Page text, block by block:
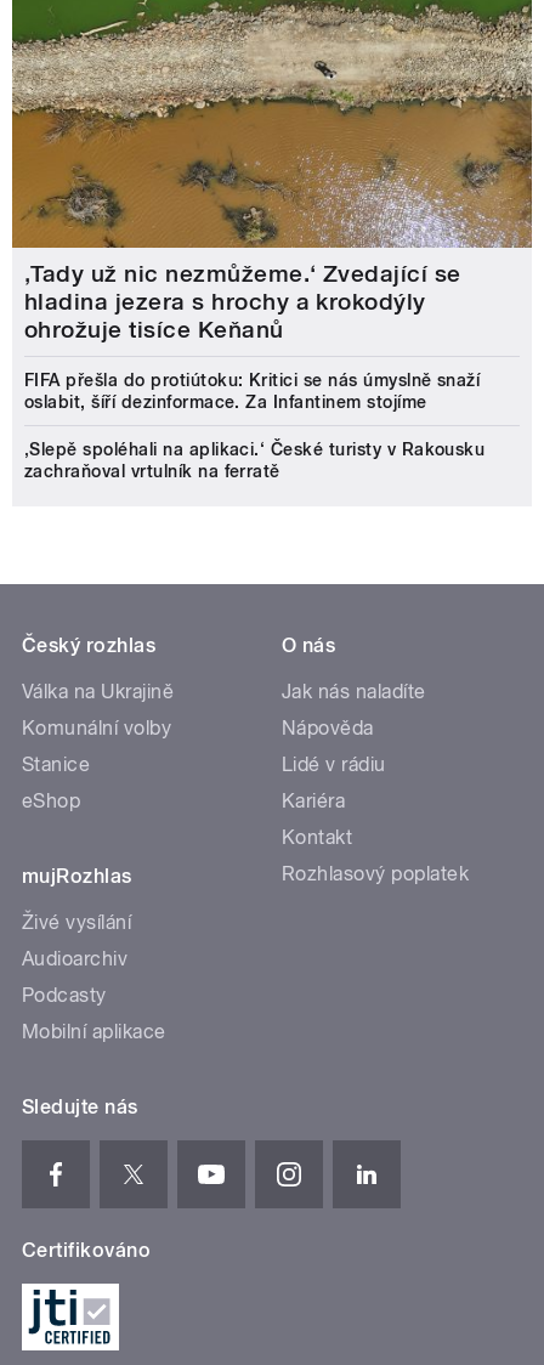
‚Tady už nic nezmůžeme.‘ Zvedající se
hladina jezera s hrochy a krokodýly
ohrožuje tisíce Keňanů
FIFA přešla do protiútoku: Kritici se nás úmyslně snaží
oslabit, šíří dezinformace. Za Infantinem stojíme
‚Slepě spoléhali na aplikaci.‘ České turisty v Rakousku
zachraňoval vrtulník na ferratě
Český rozhlas
Válka na Ukrajině
Komunální volby
Stanice
eShop
mujRozhlas
Živé vysílání
Audioarchiv
Podcasty
Mobilní aplikace
O nás
Jak nás naladíte
Nápověda
Lidé v rádiu
Kariéra
Kontakt
Rozhlasový poplatek
Sledujte nás
Certifikováno